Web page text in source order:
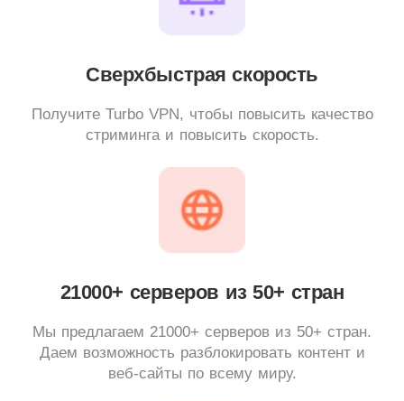
Сверхбыстрая скорость
Получите Turbo VPN, чтобы повысить качество
стриминга и повысить скорость.
21000+ серверов из 50+ стран
Мы предлагаем 21000+ серверов из 50+ стран.
Даем возможность разблокировать контент и
веб-сайты по всему миру.